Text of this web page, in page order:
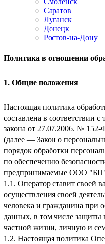
Смоленск
Саратов
Луганск
Донецк
Ростов-на-Дону
Политика в отношении
1. Общие положения
Настоящая политика
составлена в соответствии
закона от 27.07.2006. №
(далее — Закон о
порядок обработки
по обеспечению
предпринимаемые ООО
1.1. Оператор ставит своей
осуществления своей
человека и гражданина при
данных, в том числе защиты
частной жизни, личную и
1.2. Настоящая политика